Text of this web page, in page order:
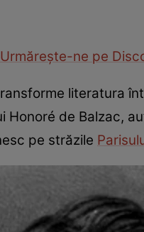
Urmărește-ne pe
literatura
Honoré de Balzac,
pe străzile